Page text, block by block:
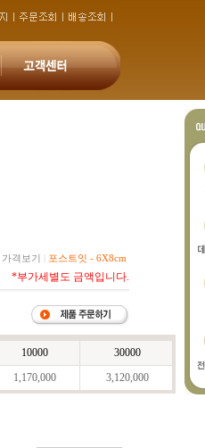
가격보기 포스트잇 - 6X8cm
*부가세별도 금액입니다.
10000
30000
1,170,000 3,120,000